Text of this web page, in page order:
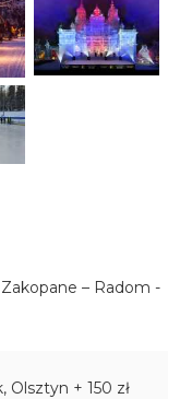
– Radom -
Olsztyn + 150 zł